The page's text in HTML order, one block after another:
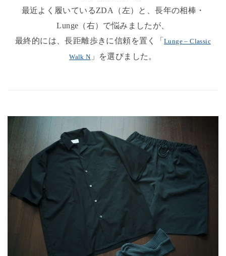
最近よく履いているZDA（左）と、長年の相棒・
Lunge（右）で悩みましたが、
最終的には、長距離歩きに信頼を置く「Lunge – Classic
Walk N 」を選びました。